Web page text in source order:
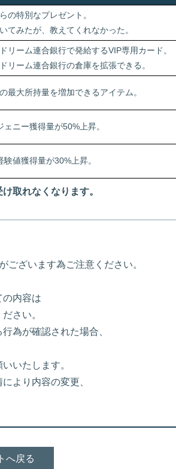
の特別なプレゼント。
てみたが、教えてくれなかった。
リーム連合銀行で発給するVIP専用カード。
リーム連合銀行の倉庫を拡張できる。
最大所持量を増加できるアイテム。
ェニー獲得量が50%上昇。
験値獲得量が30%上昇。
取れなくなります。
ございます為ご注意ください。
の内容は
さい。
為が確認された場合、
いたします。
より内容の変更、
へ戻る